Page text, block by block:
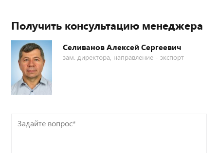
Получить консультацию менеджера
Селиванов Алексей Сергеевич
зам. директора, направление - экспорт
Задайте
вопрос*